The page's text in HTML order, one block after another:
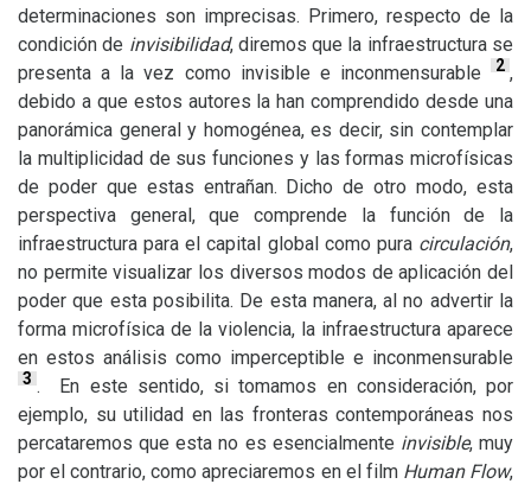
determinaciones son imprecisas. Primero, respecto de la
condición de invisibilidad, diremos que la infraestructura se
presenta a la vez como invisible e inconmensurable
2 ,
debido a que estos autores la han comprendido desde una
panorámica general y homogénea, es decir, sin contemplar
la multiplicidad de sus funciones y las formas microfísicas
de poder que estas entrañan. Dicho de otro modo, esta
perspectiva general, que comprende la función de la
infraestructura para el capital global como pura circulación,
no permite visualizar los diversos modos de aplicación del
poder que esta posibilita. De esta manera, al no advertir la
forma microfísica de la violencia, la infraestructura aparece
en estos análisis como imperceptible e inconmensurable
3 .
En este sentido, si tomamos en consideración, por
ejemplo, su utilidad en las fronteras contemporáneas nos
percataremos que esta no es esencialmente invisible, muy
por el contrario, como apreciaremos en el film Human Flow,